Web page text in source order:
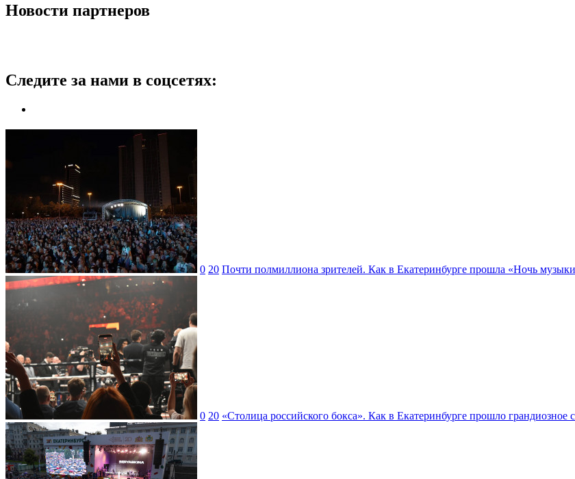
Новости партнеров
Следите за нами в соцсетях:
0 20 Почти полмиллиона зрителей. Как в Екатеринбурге прошла «Ночь
0 20 «Столица российского бокса». Как в Екатеринбурге прошло грандиозное